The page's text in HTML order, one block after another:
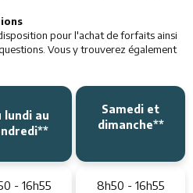
pour l'achat de forfaits ainsi
Vous y trouverez également
lundi au
Samedi et
dimanche**
- 16h55
8h50 - 16h55